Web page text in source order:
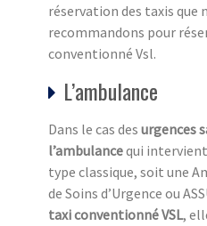
réservation des taxis que
recommandons pour
conventionné Vsl.
L’ambulance
Dans le cas des urgences
l’ambulancequi
type classique, soit une
de Soins d’Urgence ou
taxi conventionné VSL,